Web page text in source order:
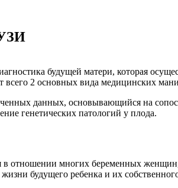
будущей матери, которая
всего 2 основных вида медицинских
данных, основывающийся на
генетических патологий у плода.
в отношении многих беременных
будущего ребенка и их